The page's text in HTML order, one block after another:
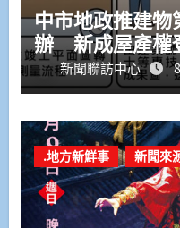
中市地政推建物
辦 新成屋產權
新聞聯訪中心
.地方新鮮事 新聞來